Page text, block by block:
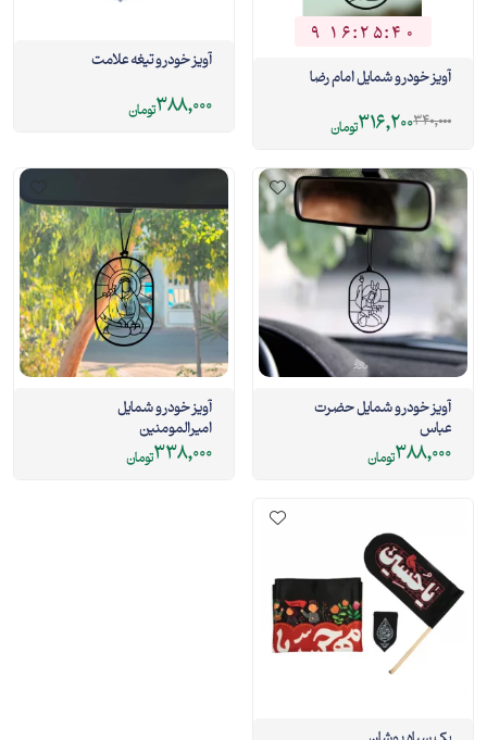
9 1 6:2 5:3 9
آویز خودرو شمایل امام رضا
340,000
316,200تومان
آویز خودرو تیغه علامت
388,000تومان
آویز خودرو شمایل حضرت
عباس
388,000تومان
آویز خودرو شمایل
امیرالمومنین
338,000تومان